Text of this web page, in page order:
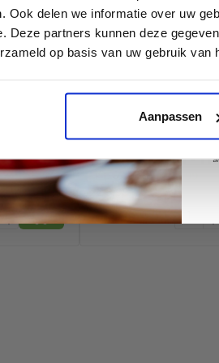
Ook delen we informatie over uw
Deze partners kunnen deze
op basis van uw gebruik van
Aanpassen
onderhemd -
Wit - Maat M
Prijs op bol.com
€ 14,99
€ 5,99
-60 %